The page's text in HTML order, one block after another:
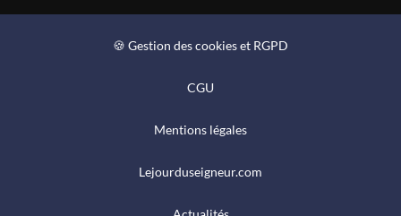
🍪 Gestion des cookies et RGPD
CGU
Mentions légales
Lejourduseigneur.com